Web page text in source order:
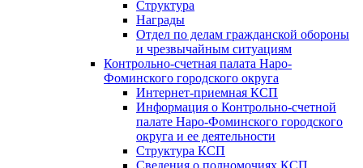
Структура
Награды
Отдел по делам гражданской обороны
и чрезвычайным ситуациям
Контрольно-счетная палата Наро-
Фоминского городского округа
Интернет-приемная КСП
Информация о Контрольно-счетной
палате Наро-Фоминского городского
округа и ее деятельности
Структура КСП
Сведения о полномочиях КСП